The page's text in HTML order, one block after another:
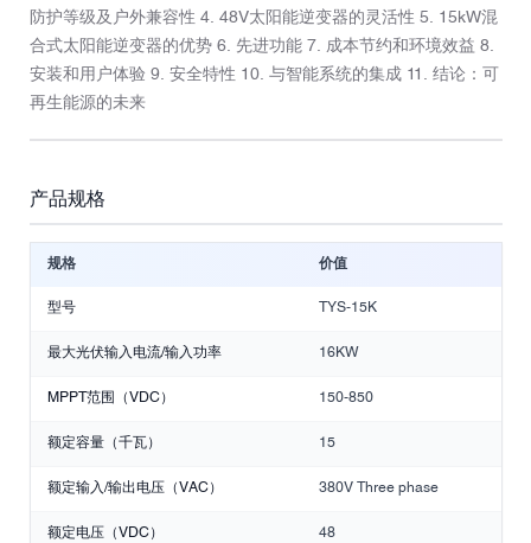
防护等级及户外兼容性 4. 48V太阳能逆变器的灵活性 5. 15kW混
合式太阳能逆变器的优势 6. 先进功能 7. 成本节约和环境效益 8.
安装和用户体验 9. 安全特性 10. 与智能系统的集成 11. 结论：可
再生能源的未来
产品规格
规格 价值
型号 TYS-15K
最大光伏输入电流/输入功率 16KW
MPPT范围（VDC） 150-850
额定容量（千瓦） 15
额定输入/输出电压（VAC） 380V Three phase
额定电压（VDC） 48